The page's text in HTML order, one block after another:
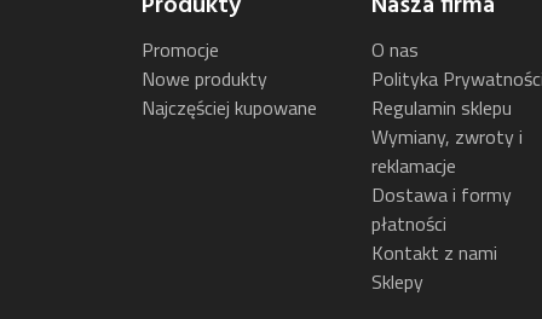
Promocje
Nowe produkty
Najczęściej kupowane
O nas
Polityka
Regulamin sklepu
Wymiany, zwroty i
reklamacje
Dostawa i formy
płatności
Kontakt z nami
Sklepy